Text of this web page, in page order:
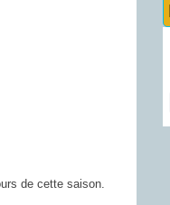
de cette saison.